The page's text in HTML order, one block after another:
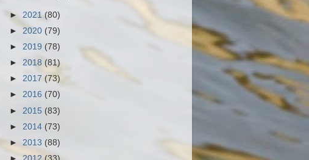
► 2021(80)
► 2020 (79)
► 2019 (78)
► 2018 (81)
► 2017 (73)
► 2016 (70)
► 2015 (83)
► 2014 (73)
► 2013 (88)